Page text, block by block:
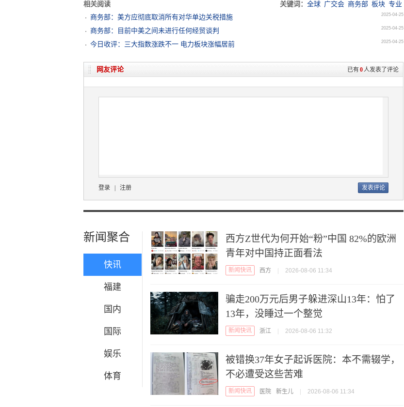
相关阅读 关键词： 全球 广交会 商务部 板块 专业
商务部：美方应彻底取消所有对华单边关税措施
2025-04-25
商务部：目前中美之间未进行任何经贸谈判 2025-04-25
今日收评：三大指数涨跌不一 电力板块涨幅居前 2025-04-25
已有0人发表了评论
网友评论
登录 注册
新闻聚合
快讯
福建
国内
国际
娱乐
体育
西方Z世代为何开始“粉”中国 82%的欧洲
青年对中国持正面看法
新闻快讯 西方 2026-08-06 11:34
骗走200万元后男子躲进深山13年：怕了
13年，没睡过一个整觉
新闻快讯 浙江 2026-08-06 11:32
被错换37年女子起诉医院：本不需辍学，
不必遭受这些苦难
新闻快讯 医院 新生儿 2026-08-06 11:34